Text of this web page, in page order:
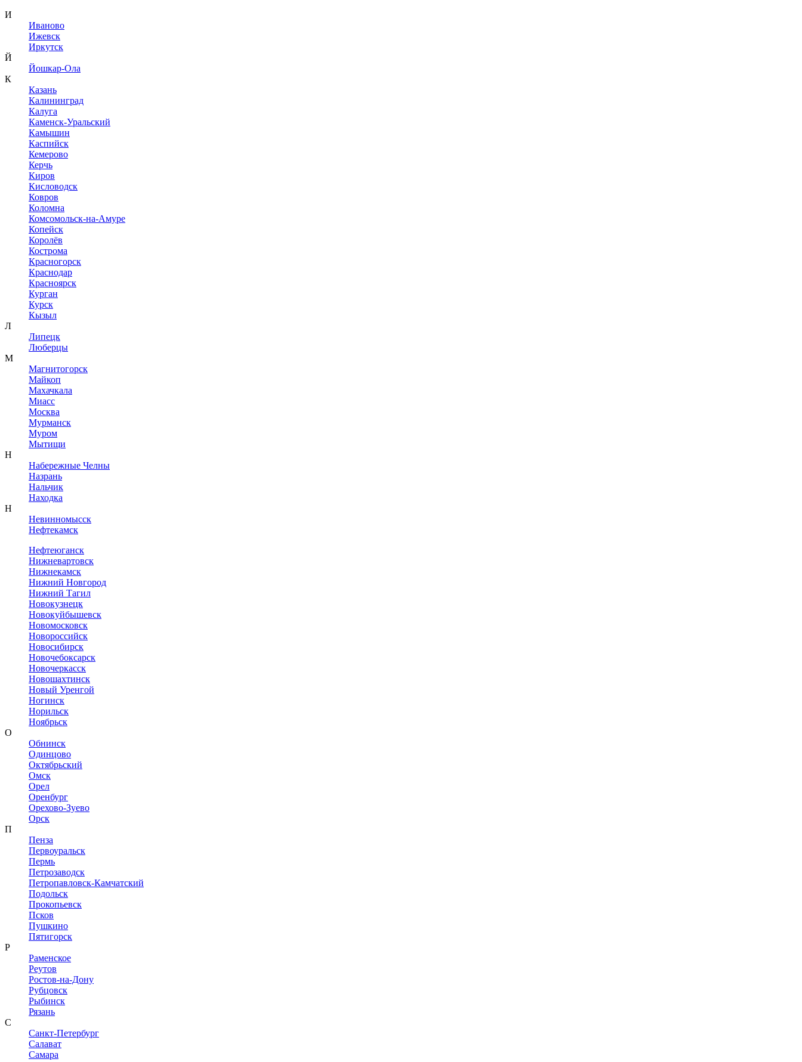
И
Иваново
Ижевск
Иркутск
Й
Йошкар-Ола
К
Казань
Калининград
Калуга
Каменск-Уральский
Камышин
Каспийск
Кемерово
Керчь
Киров
Кисловодск
Ковров
Коломна
Комсомольск-на-Амуре
Копейск
Королёв
Кострома
Красногорск
Краснодар
Красноярск
Курган
Курск
Кызыл
Л
Липецк
Люберцы
М
Магнитогорск
Майкоп
Махачкала
Миасс
Москва
Мурманск
Муром
Мытищи
Н
Набережные Челны
Назрань
Нальчик
Находка
Н
Невинномысск
Нефтекамск
Нефтеюганск
Нижневартовск
Нижнекамск
Нижний Новгород
Нижний Тагил
Новокузнецк
Новокуйбышевск
Новомосковск
Новороссийск
Новосибирск
Новочебоксарск
Новочеркасск
Новошахтинск
Новый Уренгой
Ногинск
Норильск
Ноябрьск
О
Обнинск
Одинцово
Октябрьский
Омск
Орел
Оренбург
Орехово-Зуево
Орск
П
Пенза
Первоуральск
Пермь
Петрозаводск
Петропавловск-Камчатский
Подольск
Прокопьевск
Псков
Пушкино
Пятигорск
Р
Раменское
Реутов
Ростов-на-Дону
Рубцовск
Рыбинск
Рязань
С
Санкт-Петербург
Салават
Самара